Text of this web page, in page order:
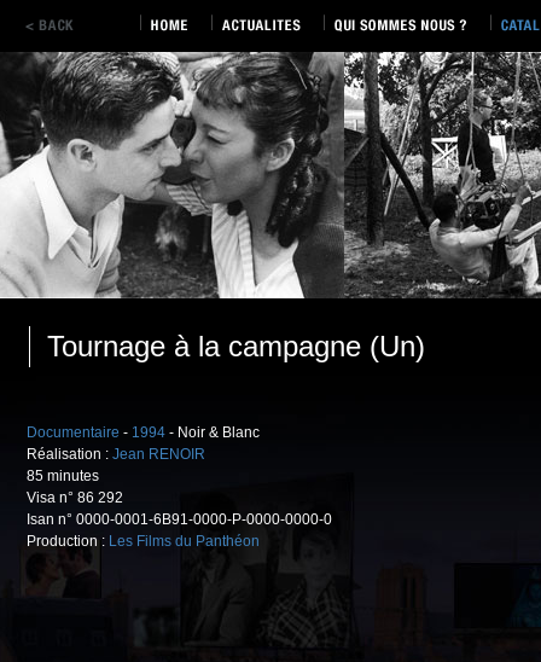
Tournage à la campagne (Un)
Documentaire - 1994 - Noir & Blanc
Réalisation : Jean RENOIR
85 minutes
Visa n° 86 292
Isan n° 0000-0001-6B91-0000-P-0000-0000-0
Production : Les Films du Panthéon